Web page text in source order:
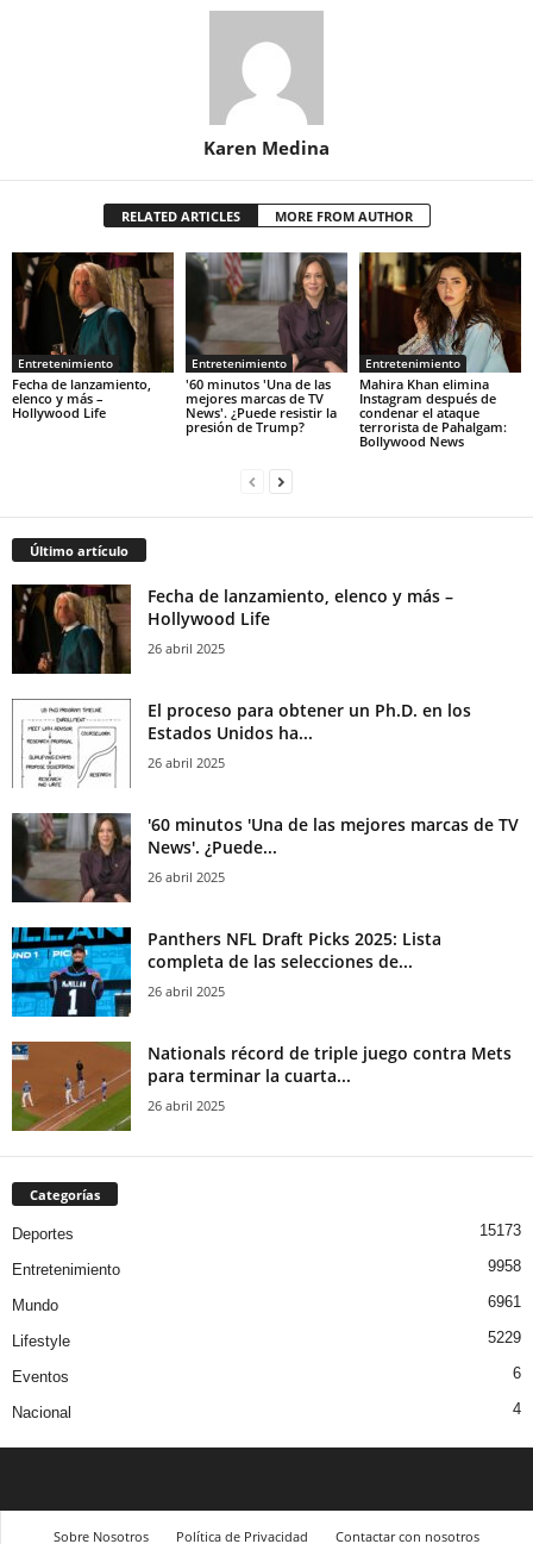
Karen Medina
RELATED ARTICLES MORE FROM AUTHOR
Entretenimiento
Fecha de lanzamiento,
elenco y más –
Hollywood Life
Entretenimiento
'60 minutos 'Una de las
mejores marcas de TV
News'. ¿Puede resistir la
presión de Trump?
Entretenimiento
Mahira Khan elimina
Instagram después de
condenar el ataque
terrorista de Pahalgam:
Bollywood News
Último artículo
Fecha de lanzamiento, elenco y más –
Hollywood Life
26 abril 2025
El proceso para obtener un Ph.D. en los
Estados Unidos ha...
26 abril 2025
'60 minutos 'Una de las mejores marcas de TV
News'. ¿Puede...
26 abril 2025
Panthers NFL Draft Picks 2025: Lista
completa de las selecciones de...
26 abril 2025
Nationals récord de triple juego contra Mets
para terminar la cuarta...
26 abril 2025
Categorías
Deportes 15173
Entretenimiento 9958
Mundo 6961
Lifestyle 5229
Eventos 6
Nacional 4
Sobre Nosotros Política de Privacidad Contactar con nosotros